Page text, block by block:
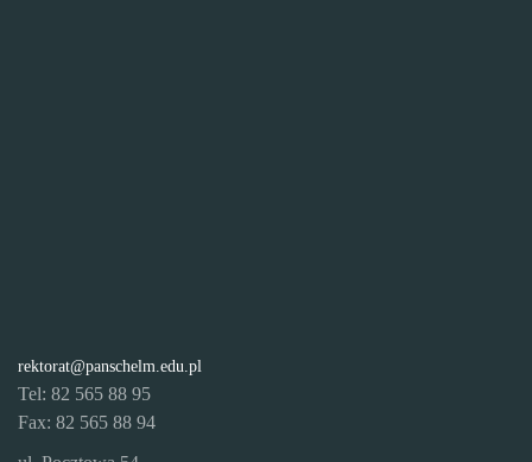
rektorat@panschelm.edu.pl
Tel: 82 565 88 95
Fax: 82 565 88 94